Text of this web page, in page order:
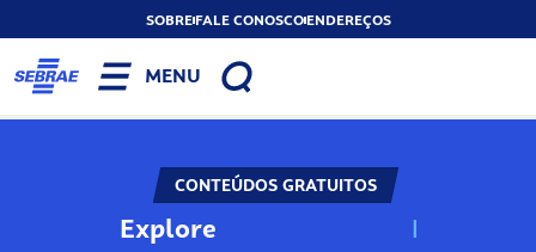
SOBREFALE CONOSCOENDEREÇOS
MENU
CONTEÚDOS GRATUITOS
Explore N